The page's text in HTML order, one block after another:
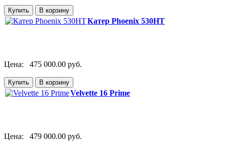
Катер Phoenix 530HT
Цена: 475 000.00 руб.
Velvette 16 Prime
Цена: 479 000.00 руб.